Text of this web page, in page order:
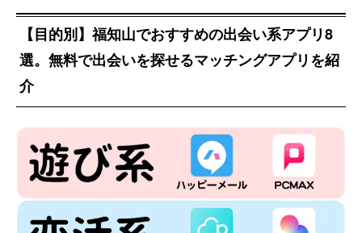
【目的別】福知山でおすすめの出会い系アプリ8
選。無料で出会いを探せるマッチングアプリを紹
介